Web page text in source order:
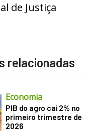
de Justiça
relacionadas
Economia
PIB do agro cai 2% no
primeiro trimestre de
2026